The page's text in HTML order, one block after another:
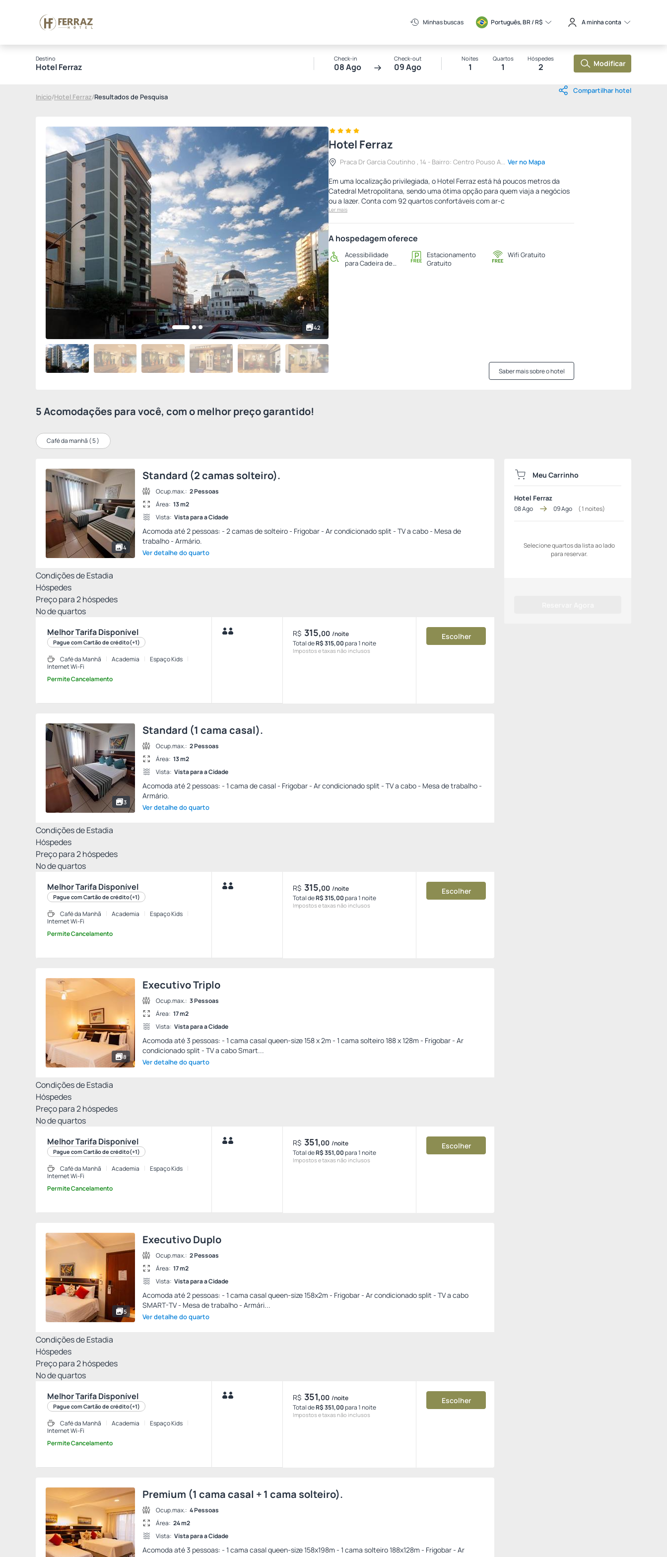
Minhas buscas Português, BR / R$ A minha conta
Destino
Hotel Ferraz
Check-in
08 Ago
Check-out
09 Ago
Noites
1
Quartos
1
Hóspedes
2 Modificar
Início/Hotel Ferraz/Resultados de Pesquisa
Compartilhar hotel
42
Hotel Ferraz
Praca Dr Garcia Coutinho , 14 - Bairro: Centro Pouso A... Ver no Mapa
Em uma localização privilegiada, o Hotel Ferraz está há poucos metros da
Catedral Metropolitana, sendo uma ótima opção para quem viaja a negócios
ou a lazer. Conta com 92 quartos confortáveis com ar-c
Ler mais
A hospedagem oferece
Acessibilidade
para Cadeira de
Estacionamento
Gratuito
Wifi Gratuito
Saber mais sobre o hotel
5 Acomodações para você, com o melhor preço garantido!
Café da manhã (5)
4
Standard (2 camas solteiro).
Ocup.max.: 2 Pessoas
Área: 13 m2
Vista: Vista para a Cidade
Acomoda até 2 pessoas: - 2 camas de solteiro - Frigobar - Ar condicionado split - TV a cabo - Mesa de
trabalho - Armário.
Ver detalhe do quarto
Condições de Estadia
Hóspedes
Preço para2hóspedes
Nº de quartos
Melhor Tarifa Disponível
Pague com Cartão de crédito(+1)
Café da Manhã Academia
Espaço Kids
Internet Wi-Fi
Permite Cancelamento
R$ 315,00 /noite
Total deR$ 315,00para 1 noite
Impostos e taxas não inclusos
Escolher
3
Standard (1 cama casal).
Ocup.max.: 2 Pessoas
Área: 13 m2
Vista: Vista para a Cidade
Acomoda até 2 pessoas: - 1 cama de casal - Frigobar - Ar condicionado split - TV a cabo - Mesa de trabalho -
Armário.
Ver detalhe do quarto
Condições de Estadia
Hóspedes
Preço para2hóspedes
Nº de quartos
Melhor Tarifa Disponível
Pague com Cartão de crédito(+1)
Café da Manhã Academia
Espaço Kids
Internet Wi-Fi
Permite Cancelamento
R$ 315,00 /noite
Total deR$ 315,00para 1 noite
Impostos e taxas não inclusos
Escolher
8
Executivo Triplo
Ocup.max.: 3 Pessoas
Área: 17 m2
Vista: Vista para a Cidade
Acomoda até 3 pessoas: - 1 cama casal queen-size 158 x 2m - 1 cama solteiro 188 x 128m - Frigobar - Ar
condicionado split - TV a cabo Smart...
Ver detalhe do quarto
Condições de Estadia
Hóspedes
Preço para2hóspedes
Nº de quartos
Melhor Tarifa Disponível
Pague com Cartão de crédito(+1)
Café da Manhã Academia
Espaço Kids
Internet Wi-Fi
Permite Cancelamento
R$ 351,00 /noite
Total deR$ 351,00para 1 noite
Impostos e taxas não inclusos
Escolher
5
Executivo Duplo
Ocup.max.: 2 Pessoas
Área: 17 m2
Vista: Vista para a Cidade
Acomoda até 2 pessoas: - 1 cama casal queen-size 158x2m - Frigobar - Ar condicionado split - TV a cabo
SMART-TV - Mesa de trabalho - Armári...
Ver detalhe do quarto
Condições de Estadia
Hóspedes
Preço para2hóspedes
Nº de quartos
Melhor Tarifa Disponível
Pague com Cartão de crédito(+1)
Café da Manhã Academia
Espaço Kids
Internet Wi-Fi
Permite Cancelamento
R$ 351,00 /noite
Total deR$ 351,00para 1 noite
Impostos e taxas não inclusos
Escolher
Premium (1 cama casal + 1 cama solteiro).
Ocup.max.: 4 Pessoas
Área: 24 m2
Vista: Vista para a Cidade
Acomoda até 3 pessoas: - 1 cama casal queen-size 158x198m - 1 cama solteiro 188x128m - Frigobar - Ar
Meu Carrinho
Hotel Ferraz
08 Ago 09 Ago (1noites)
Selecione quartos da lista ao lado
para reservar.